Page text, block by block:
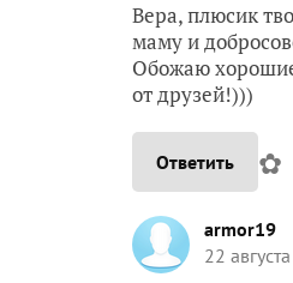
Вера, плюсик
маму и
Обожаю
от друзей!)))
Ответить ✿
armor19
22